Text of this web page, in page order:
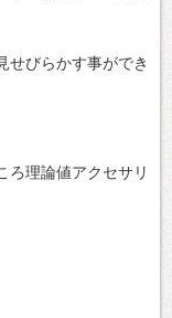
せびらかす事ができ
ろ理論値アクセサリ